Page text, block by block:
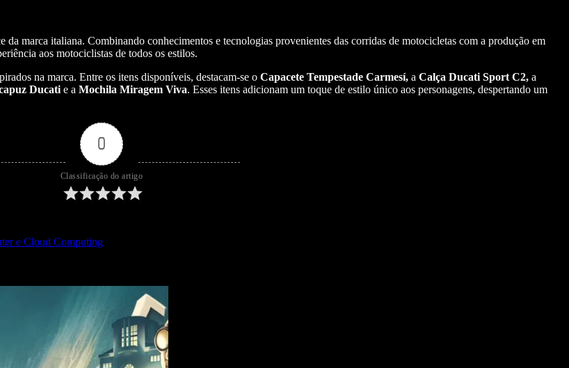
da marca italiana. Combinando conhecimentos e tecnologias provenientes das corridas de motocicletas com a produção em
aos motociclistas de todos os estilos.
na marca. Entre os itens disponíveis, destacam-se o Capacete Tempestade Carmesí, a Calça Ducati Sport C2, a
Ducati e a Mochila Miragem Viva. Esses itens adicionam um toque de estilo único aos personagens, despertando um
0
Classificação do artigo
e Cloud Computing